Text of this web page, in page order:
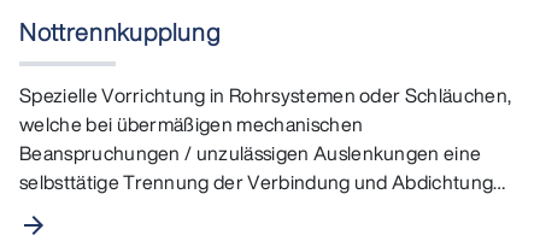
Nottrennkupplung
Spezielle Vorrichtung in Rohrsystemen oder Schläuchen,
welche bei übermäßigen mechanischen
Beanspruchungen / unzulässigen Auslenkungen eine
selbsttätige Trennung der Verbindung und Abdichtung
der Öffnungen…
arrow_forward